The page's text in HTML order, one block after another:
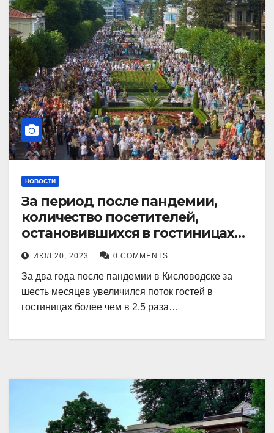
НОВОСТИ
За период после пандемии,
количество посетителей,
остановившихся в гостиницах
Кисловодска, выросло в 2,5 раза.
ИЮЛ 20, 2023 0 COMMENTS
За два года после пандемии в Кисловодске за
шесть месяцев увеличился поток гостей в
гостиницах более чем в 2,5 раза…